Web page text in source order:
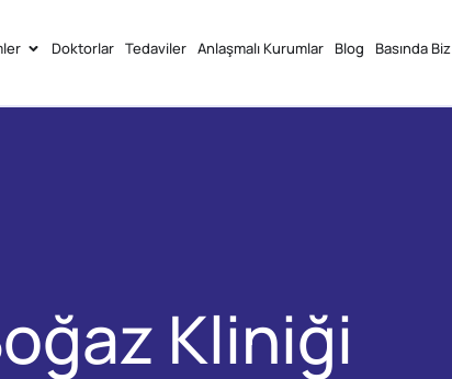
Doktorlar Tedaviler Anlaşmalı Kurumlar Blog Basında Biz
Kliniği